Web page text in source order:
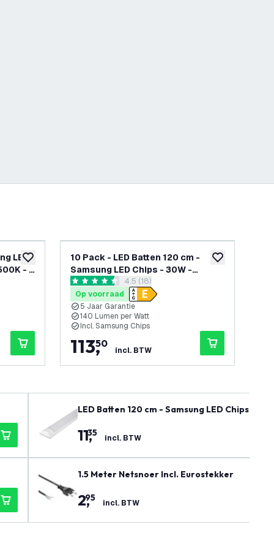
toevoegen aan verlanglijst
LED
- 5
toevoegen
10 Pack - LED Batten 120 cm -
Samsung LED Chips - 30W -
140lm/W - 6500K - 5 Jaar
Garantie
reviews drawer openen
4.5 score sterren4.5 (18)
Op voorraad
5 Jaar Garantie
140 Lumen per Watt
Incl. Samsung Chips
113,
50
incl. BTW
LED Batten 120 cm - Samsung LED Chips -
11,
35 incl. BTW
1.5 Meter Netsnoer Incl. Eurostekker
2,
95 incl. BTW